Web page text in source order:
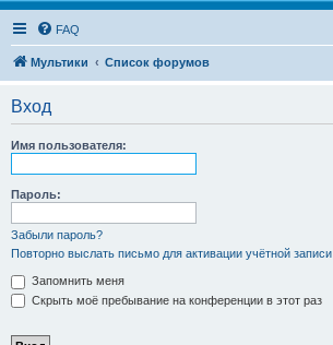
FAQ
Мультики Список форумов
Вход
Имя пользователя:
Пароль:
Забыли пароль?
Повторно выслать письмо для активации учётной записи
Запомнить меня
Скрыть моё пребывание на конференции в этот раз